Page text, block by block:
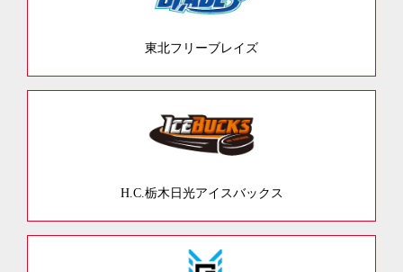
東北フリーブレイズ
H.C.栃木日光アイスバックス